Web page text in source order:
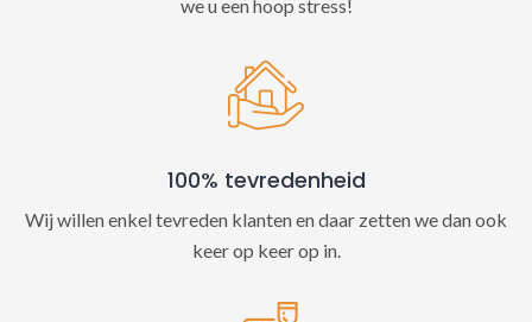
we u een hoop stress!
100% tevredenheid
Wij willen enkel tevreden klanten en daar zetten we dan ook
keer op keer op in.